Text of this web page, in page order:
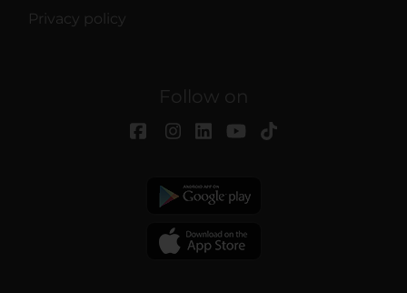
Privacy policy
Follow on